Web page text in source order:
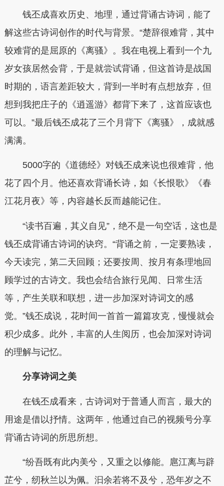
钱丕成喜欢历史、地理，通过背诵古诗词，能了
解这些古诗词创作的时代与背景。“楚辞很难背，其中
较难背的是屈原的《离骚》。我在电视上看到一个九
岁女孩居然会背，于是就尝试背诵，但这首诗是战国
时期的，语言差距较大，背到一半时有点想放弃，但
想到我把庄子的《逍遥游》都背下来了，这首应该也
可以。”最后钱丕成花了三个月背下《离骚》，成就感
满满。
5000字的《道德经》对钱丕成来说也很难背，他
花了四个月。他还喜欢背诵长诗，如《长恨歌》《春
江花月夜》等，内容越长反而越能记住。
“读书百遍，其义自见”，绝不是一句空话，这也是
钱丕成背诵古诗词的诀窍。“背诵之前，一定要熟读，
今天读完，第二天回顾；还要按周、按月有条理地回
顾学过的古诗文。我也会结合旅行见闻、日常生活
等，产生关联和联想，进一步加深对诗词文的感
觉。”钱丕成说，花时间一首首一篇篇攻克，慢慢就会
积少成多。此外，丰富的人生阅历，也会加深对诗词
的理解与记忆。
分享诗词之美
在钱丕成看来，古诗词对于普通人而言，最大的
用途是借以抒情。这两年，他通过自己的视频号分享
背诵古诗词的所思所想。
“纷吾既有此内美兮，又重之以修能。扈江离与辟
芷兮，纫秋兰以为佩。汩余若将不及兮，恐年岁之不